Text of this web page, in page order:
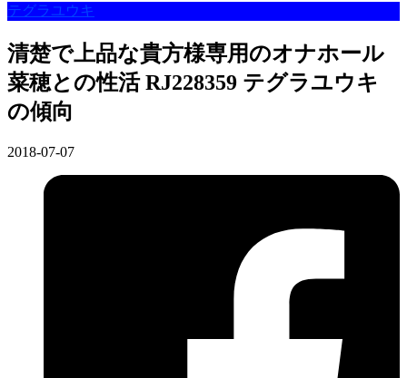
テグラユウキ
清楚で上品な貴方様専用のオナホール
菜穂との性活 RJ228359 テグラユウキ
の傾向
2018-07-07